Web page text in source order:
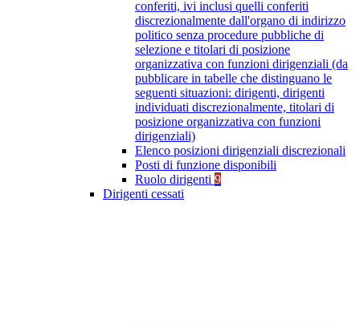
conferiti, ivi inclusi quelli conferiti
discrezionalmente dall'organo di indirizzo
politico senza procedure pubbliche di
selezione e titolari di posizione
organizzativa con funzioni dirigenziali (da
pubblicare in tabelle che distinguano le
seguenti situazioni: dirigenti, dirigenti
individuati discrezionalmente, titolari di
posizione organizzativa con funzioni
dirigenziali)
Elenco posizioni dirigenziali discrezionali
Posti di funzione disponibili
Ruolo dirigenti 9
Dirigenti cessati